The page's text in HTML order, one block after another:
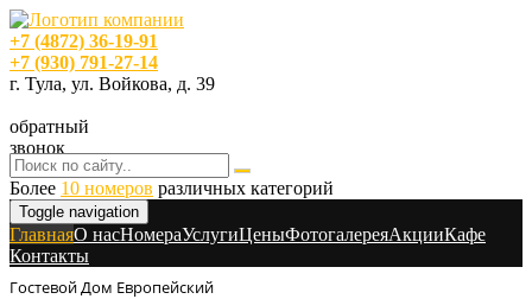
+7 (4872) 36-19-91
+7 (930) 791-27-14
г. Тула, ул. Войкова, д. 39
обратный
звонок
Более 10 номеров различных категорий
Toggle navigation
ГлавнаяO насНомераУслугиЦеныФотогалереяАкцииКафе
Контакты
Гостевой Дом Европейский